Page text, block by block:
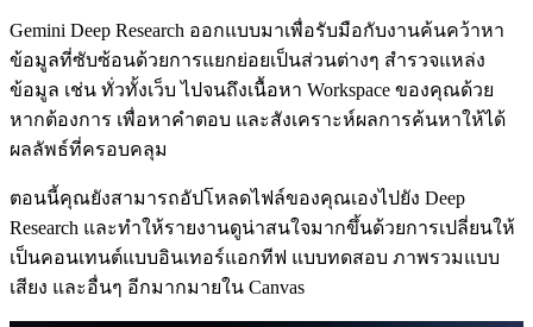
Gemini Deep Research ออกแบบมาเพื่อรับมือกับงานค้นคว้าหา
ข้อมูลที่ซับซ้อนด้วยการแยกย่อยเป็นส่วนต่างๆ สำรวจแหล่ง
ข้อมูล เช่น ทั่วทั้งเว็บ ไปจนถึงเนื้อหา Workspace ของคุณด้วย
หากต้องการ เพื่อหาคำตอบ และสังเคราะห์ผลการค้นหาให้ได้
ผลลัพธ์ที่ครอบคลุม
ตอนนี้คุณยังสามารถอัปโหลดไฟล์ของคุณเองไปยัง Deep
Research และทำให้รายงานดูน่าสนใจมากขึ้นด้วยการเปลี่ยนให้
เป็นคอนเทนต์แบบอินเทอร์แอกทีฟ แบบทดสอบ ภาพรวมแบบ
เสียง และอื่นๆ อีกมากมายใน Canvas